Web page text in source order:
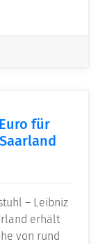
für
– Leibniz
erhält
von rund